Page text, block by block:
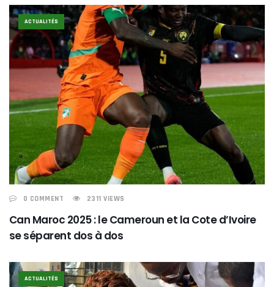
ACTUALITÉS
0 COMMENT 2311 VIEWS
Can Maroc 2025 : le Cameroun et la Cote d’Ivoire
se séparent dos à dos
ACTUALITÉS